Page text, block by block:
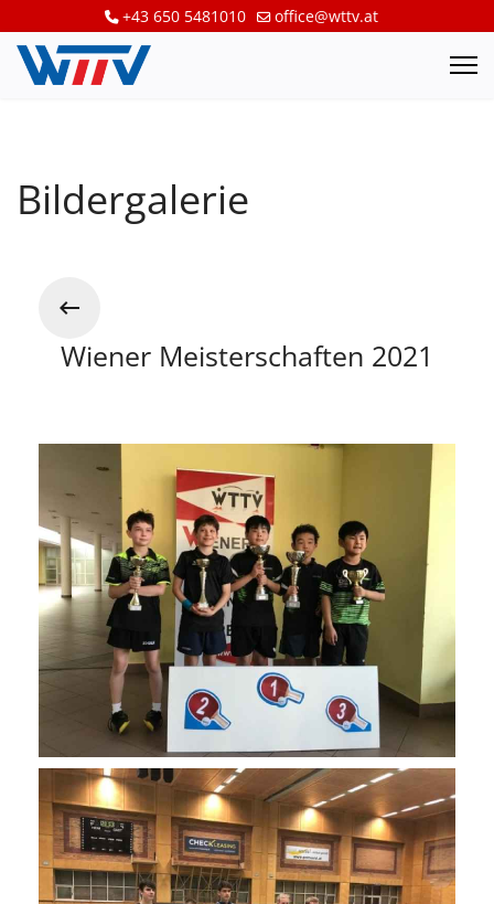
+43 650 5481010 office@wttv.at
Bildergalerie
Wiener Meisterschaften 2021